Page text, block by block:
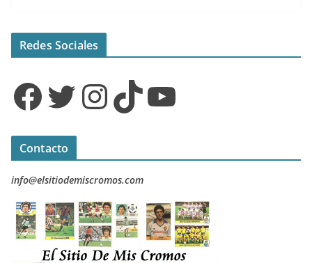
Redes Sociales
Facebook Twitter InstagramTikTok YouTube
Contacto
info@elsitiodemiscromos.com